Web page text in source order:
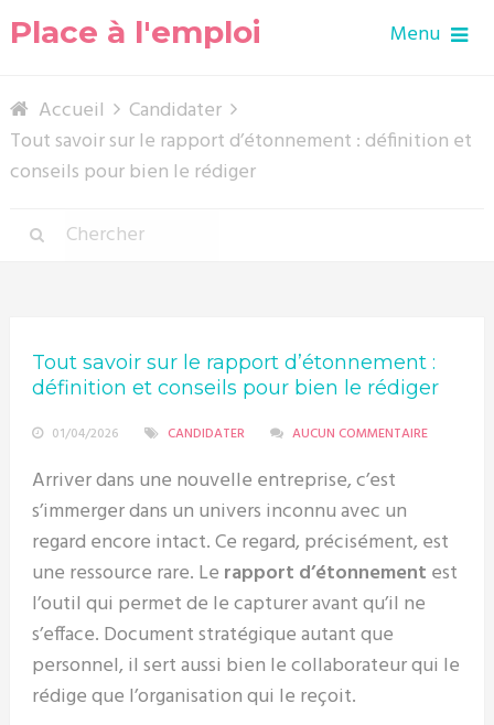
Place à l'emploi Menu
Accueil
Candidater
Tout savoir sur le rapport d’étonnement : définition et
conseils pour bien le rédiger
Tout savoir sur le rapport d’étonnement :
définition et conseils pour bien le rédiger
01/04/2026 CANDIDATER AUCUN COMMENTAIRE
Arriver dans une nouvelle entreprise, c’est
s’immerger dans un univers inconnu avec un
regard encore intact. Ce regard, précisément, est
une ressource rare. Le rapport d’étonnement est
l’outil qui permet de le capturer avant qu’il ne
s’efface. Document stratégique autant que
personnel, il sert aussi bien le collaborateur qui le
rédige que l’organisation qui le reçoit.